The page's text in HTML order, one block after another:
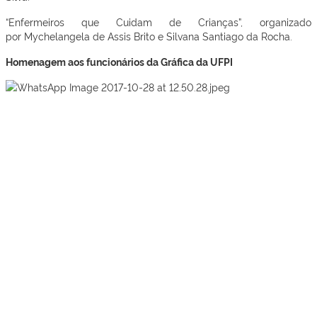
“Enfermeiros que Cuidam de Crianças”, organizado
por Mychelangela de Assis Brito e Silvana Santiago da Rocha.
Homenagem aos funcionários da Gráfica da UFPI